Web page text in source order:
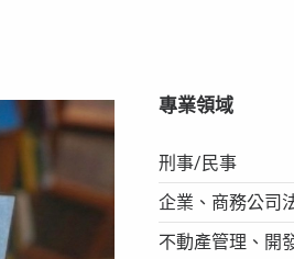
專業領域
刑事/民事
企業、商務公司
不動產管理、開